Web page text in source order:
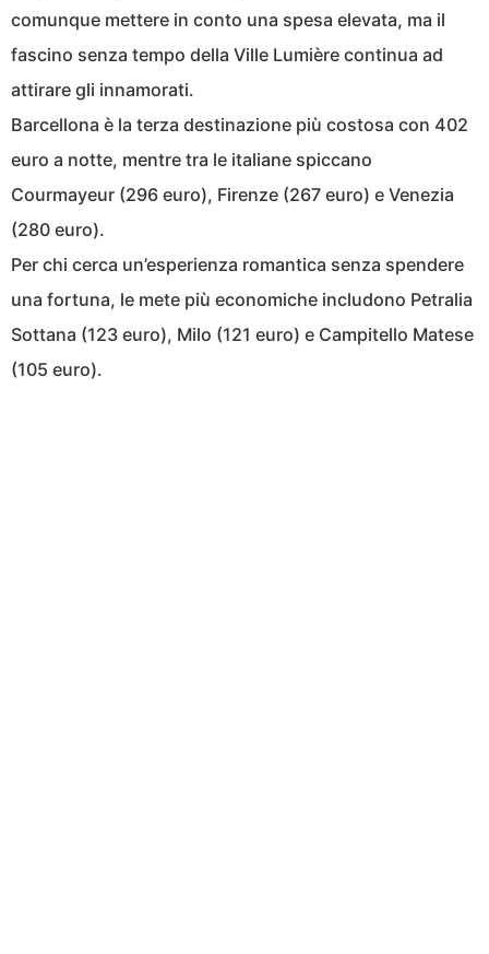
comunque mettere in conto una spesa elevata, ma il
fascino senza tempo della Ville Lumière continua ad
attirare gli innamorati.
Barcellona è la terza destinazione più costosa con 402
euro a notte, mentre tra le italiane spiccano
Courmayeur (296 euro), Firenze (267 euro) e Venezia
(280 euro).
Per chi cerca un’esperienza romantica senza spendere
una fortuna, le mete più economiche includono Petralia
Sottana (123 euro), Milo (121 euro) e Campitello Matese
(105 euro).